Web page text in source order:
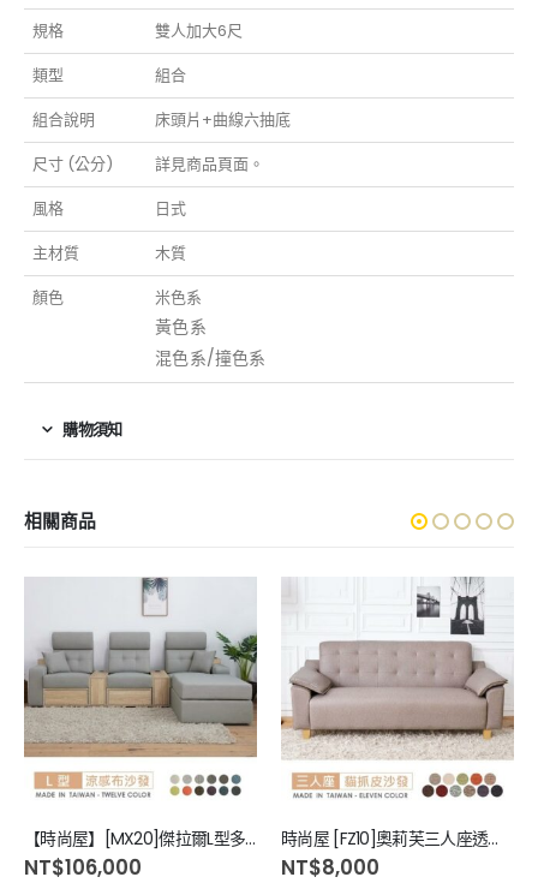
規格
雙人加大6尺
類型
組合
組合說明
床頭片+曲線六抽底
尺寸 (公分)
詳見商品頁面。
風格
日式
主材質
木質
顏色
米色系
黃色系
混色系/撞色系
購物須知
相關商品
【時尚屋】[MX20]傑拉爾L型多功能雙中隔涼感耐磨沙發
NT$106,000
時尚屋 [FZ10]奧莉芙三人座透氣貓抓皮沙發FZ10-108-3可選色/可訂製/免組裝/免運費/沙發
NT$8,000